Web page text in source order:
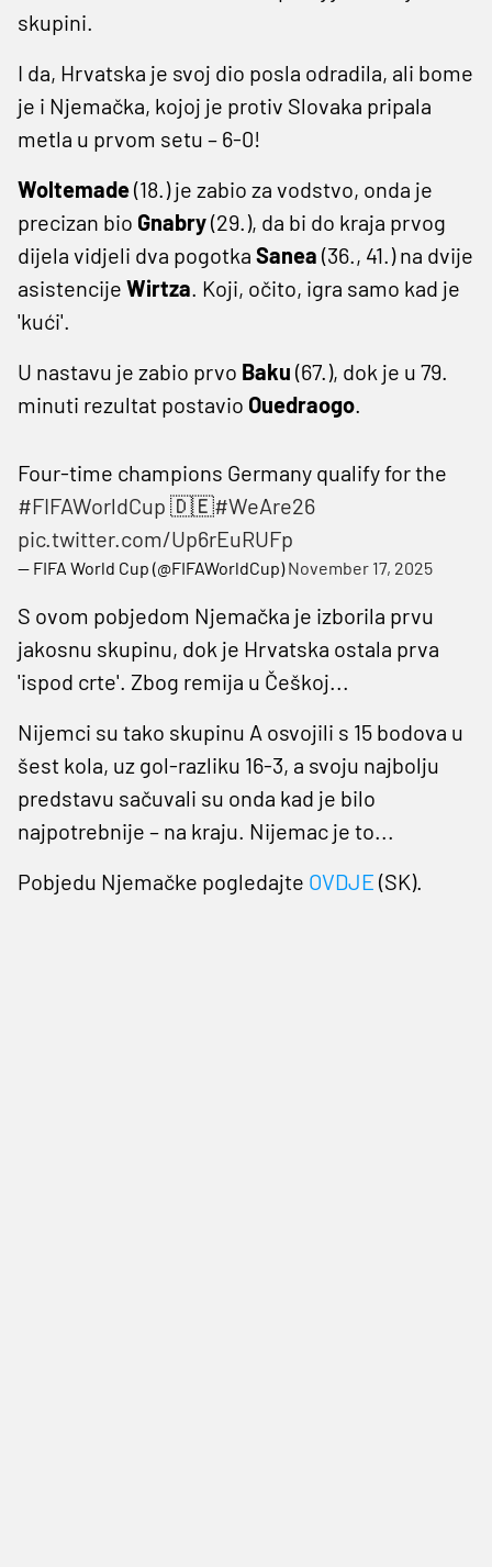
skupini.
I da, Hrvatska je svoj dio posla odradila, ali bome
je i Njemačka, kojoj je protiv Slovaka pripala
metla u prvom setu – 6-0!
Woltemade(18.) je zabio za vodstvo, onda je
precizan bio Gnabry(29.), da bi do kraja prvog
dijela vidjeli dva pogotka Sanea (36., 41.) na dvije
asistencije Wirtza. Koji, očito, igra samo kad je
'kući'.
U nastavu je zabio prvo Baku (67.), dok je u 79.
minuti rezultat postavio Ouedraogo.
Four-time champions Germany qualify for the
#FIFAWorldCup 🇩🇪#WeAre26
pic.twitter.com/Up6rEuRUFp
— FIFA World Cup (@FIFAWorldCup)November 17, 2025
S ovom pobjedom Njemačka je izborila prvu
jakosnu skupinu, dok je Hrvatska ostala prva
'ispod crte'. Zbog remija u Češkoj...
Nijemci su tako skupinu A osvojili s 15 bodova u
šest kola, uz gol-razliku 16-3, a svoju najbolju
predstavu sačuvali su onda kad je bilo
najpotrebnije – na kraju. Nijemac je to...
Pobjedu Njemačke pogledajte OVDJE (SK).